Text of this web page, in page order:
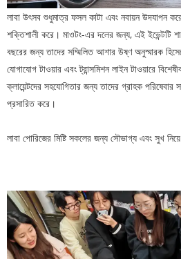
লাবা উৎসব শুধুমাত্র ফসল কাটা এবং নবায়ন উদযাপন
শক্তিশালী করে। মাওটং-এর দলের জন্য, এই ইভেন্টটি
বছরের জন্য তাদের সম্মিলিত আশার উষ্ণ অনুস্মারক
যোগাযোগ টাওয়ার এবং ট্রান্সমিশন লাইন টাওয়ারে
ক্লায়েন্টদের সহযোগিতার জন্য তাদের গ্রাহক
প্রসারিত করে।
লাবা পোরিজের মিষ্টি সকলের জন্য সৌভাগ্য এবং সুখ